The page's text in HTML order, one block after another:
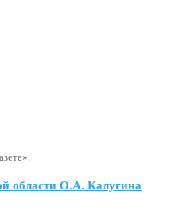
области О.А. Калугина